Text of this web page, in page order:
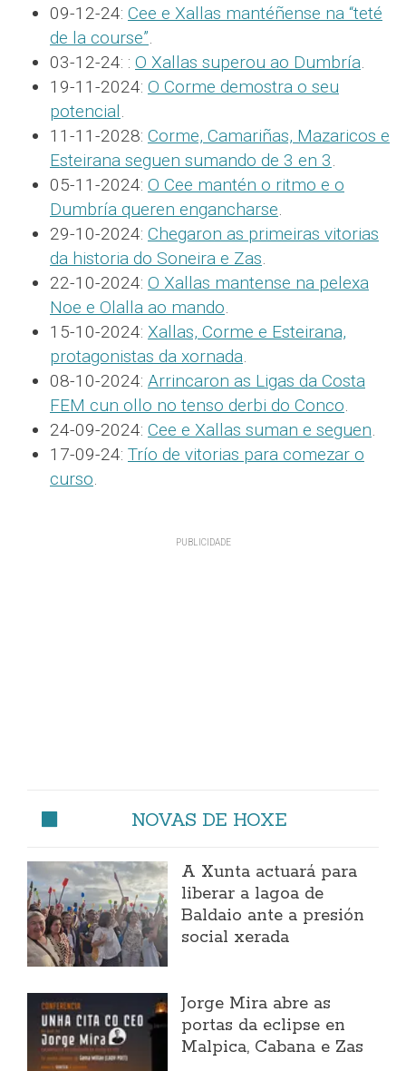
09-12-24: Cee e Xallas mantéñense na “teté
de la course”
03-12-24: : O Xallas superou ao Dumbría
19-11-2024: O Corme demostra o seu
potencial
11-11-2028: Corme, Camariñas, Mazaricos e
Esteirana seguen sumando de 3 en 3
05-11-2024: O Cee mantén o ritmo e o
Dumbría queren engancharse
29-10-2024: Chegaron as primeiras vitorias
da historia do Soneira e Zas
22-10-2024: O Xallas mantense na pelexa
Noe e Olalla ao mando
15-10-2024: Xallas, Corme e Esteirana,
protagonistas da xornada
08-10-2024: Arrincaron as Ligas da Costa
FEM cun ollo no tenso derbi do Conco
24-09-2024: Cee e Xallas suman e seguen
17-09-24: Trío de vitorias para comezar o
curso
NOVAS DE HOXE
A Xunta actuará para
liberar a lagoa de
Baldaio ante a presión
social xerada
Jorge Mira abre as
portas da eclipse en
Malpica, Cabana e Zas